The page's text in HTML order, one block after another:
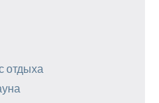
отдыха